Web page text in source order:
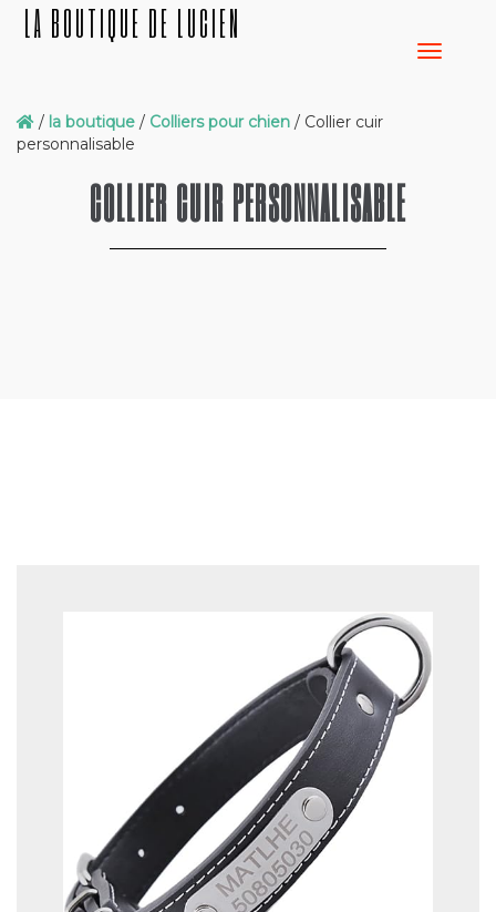
LA BOUTIQUE DE LUCIEN
/ la boutique / Colliers pour chien / Collier cuir
personnalisable
COLLIER CUIR PERSONNALISABLE